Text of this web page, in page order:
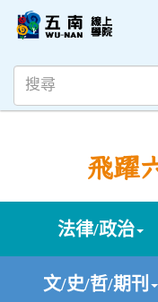
飛躍
法律/政治
文/史/哲/期刊